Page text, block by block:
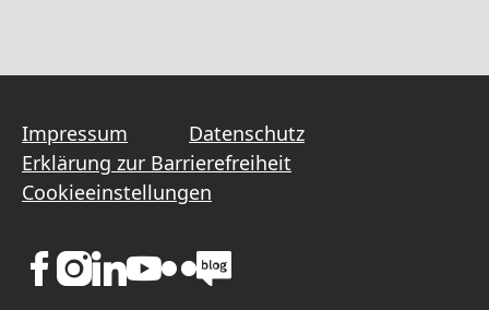
Impressum
Datenschutz
Erklärung zur Barrierefreiheit
Cookieeinstellungen